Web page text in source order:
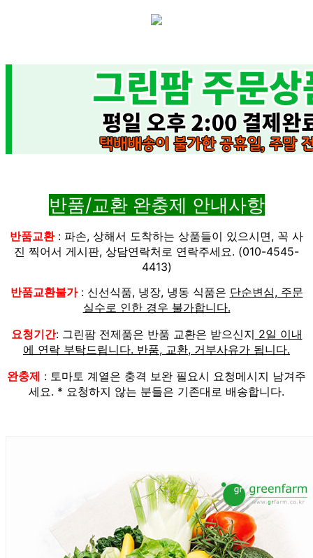
반품/교환 완충제 안내사항
반품교환: 파손, 상해서 도착하는 상품들이 있으시면, 꼭 사
진 찍어서 게시판, 상담연락처로 연락주세요. (010-4545-
4413)
반품교환불가: 신선식품, 냉장, 냉동 식품은 단순변심, 주문
실수로 인한 경우 불가합니다.
요청기간: 그린팜 전제품은 반품 교환은 받으신지 2일 이내
에 연락 부탁드립니다. 반품, 교환, 거부사유가 됩니다.
완충제 : 토마토 계열은 충격 보완 필요시 요청메시지 남겨주
세요. * 요청하지 않는 분들은 기존대로 배송합니다.